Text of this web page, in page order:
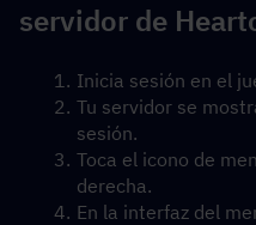
servidor de
Inicia sesión en el
Tu servidor se
sesión.
Toca el icono de
derecha.
En la interfaz del